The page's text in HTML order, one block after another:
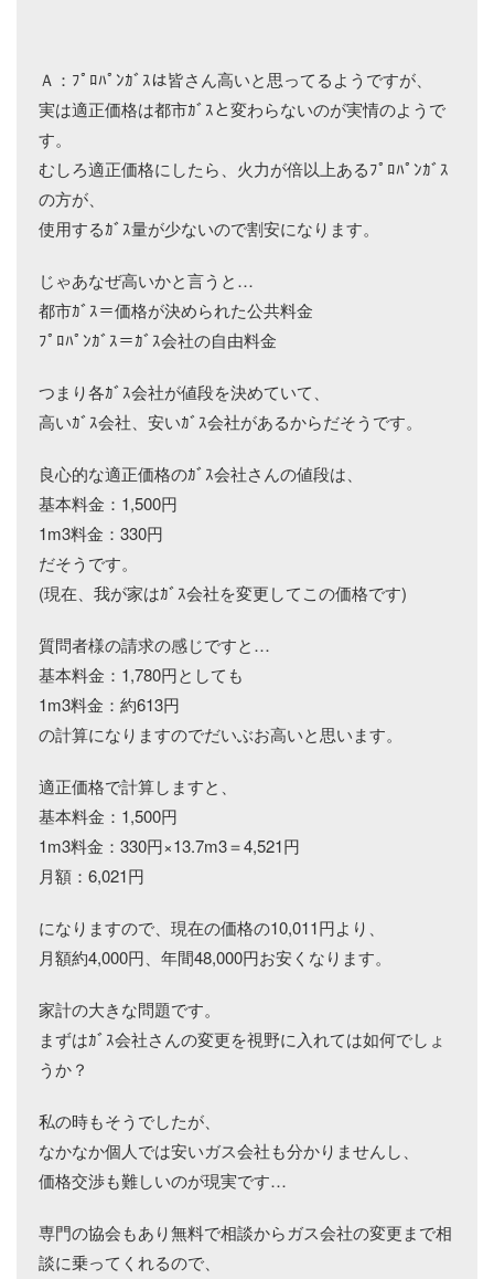
Ａ：ﾌﾟﾛﾊﾟﾝｶﾞｽは皆さん高いと思ってるようですが、
実は適正価格は都市ｶﾞｽと変わらないのが実情のようで
す。
むしろ適正価格にしたら、火力が倍以上あるﾌﾟﾛﾊﾟﾝｶﾞｽ
の方が、
使用するｶﾞｽ量が少ないので割安になります。
じゃあなぜ高いかと言うと…
都市ｶﾞｽ＝価格が決められた公共料金
ﾌﾟﾛﾊﾟﾝｶﾞｽ＝ｶﾞｽ会社の自由料金
つまり各ｶﾞｽ会社が値段を決めていて、
高いｶﾞｽ会社、安いｶﾞｽ会社があるからだそうです。
良心的な適正価格のｶﾞｽ会社さんの値段は、
基本料金：1,500円
1m3料金：330円
だそうです。
(現在、我が家はｶﾞｽ会社を変更してこの価格です)
質問者様の請求の感じですと…
基本料金：1,780円としても
1m3料金：約613円
の計算になりますのでだいぶお高いと思います。
適正価格で計算しますと、
基本料金：1,500円
1m3料金：330円×13.7m3＝4,521円
月額：6,021円
になりますので、現在の価格の10,011円より、
月額約4,000円、年間48,000円お安くなります。
家計の大きな問題です。
まずはｶﾞｽ会社さんの変更を視野に入れては如何でしょ
うか？
私の時もそうでしたが、
なかなか個人では安いガス会社も分かりませんし、
価格交渉も難しいのが現実です…
専門の協会もあり無料で相談からガス会社の変更まで相
談に乗ってくれるので、